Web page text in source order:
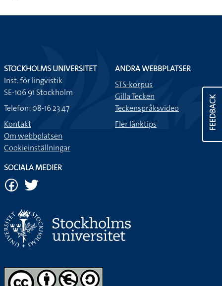
FEEDBACK
STOCKHOLMS UNIVERSITET
Inst. för lingvistik
SE-106 91 Stockholm
Telefon: 08-16 23 47
Kontakt
Om webbplatsen
Cookieinställningar
ANDRA WEBBPLATSER
STS-korpus
Gilla Tecken
Teckenspråksvideo
Fler länktips
SOCIALA MEDIER